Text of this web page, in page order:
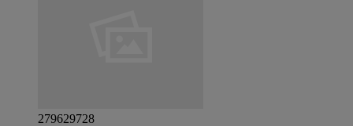
279629728